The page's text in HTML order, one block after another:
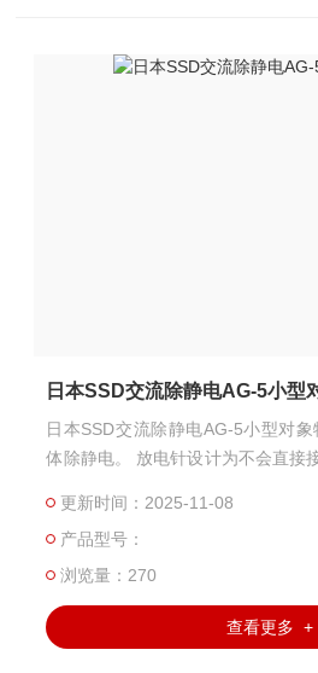
日本SSD交流除静电AG-5小型
日本SSD交流除静电AG-5小型对
体除静电。 放电针设计为不会直接
使用。电极部分小型轻便，更易使用
更新时间：2025-11-08
产品型号：
浏览量：270
查看更多 +